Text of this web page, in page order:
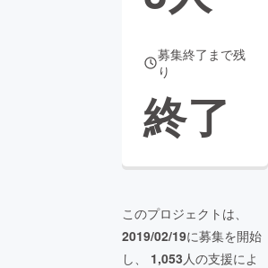
募集終了まで残
り
終了
このプロジェクトは、
2019/02/19に募集を開始
し、 1,053人の支援によ